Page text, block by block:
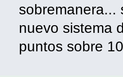
sobremanera...
nuevo sistema
puntos sobre